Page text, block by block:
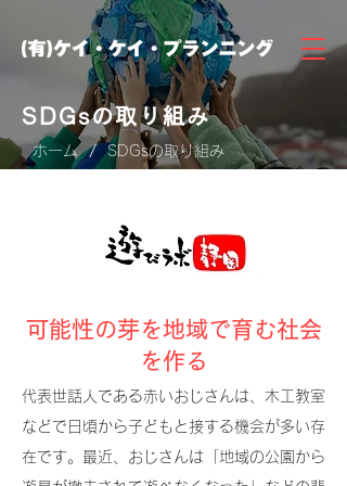
SDGsの取り組み
ホーム / SDGsの取り組み
可能性の芽を地域で育む社会
を作る
代表世話人である赤いおじさんは、木工教室
などで日頃から子どもと接する機会が多い存
在です。最近、おじさんは「地域の公園から